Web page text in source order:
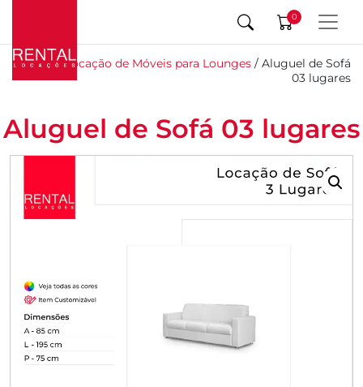
0
Início/Locação de Móveis para Lounges / Aluguel de Sofá
03 lugares
Aluguel de Sofá 03 lugares